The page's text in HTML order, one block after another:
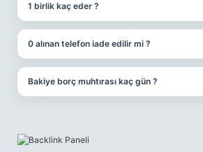
1 birlik kaç eder ?
0 alınan telefon iade edilir mi ?
Bakiye borç muhtırası kaç gün ?